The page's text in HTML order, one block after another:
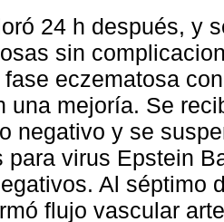
24 h después, y
sin
fase eczematosa
una mejoría. Se
negativo y se
para virus Epstein
Al séptimo
flujo vascular